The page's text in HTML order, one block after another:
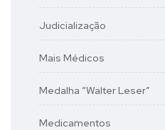
Judicialização
Mais Médicos
Medalha “Walter Leser”
Medicamentos